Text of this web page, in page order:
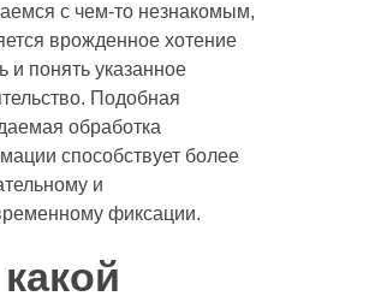
с чем-то незнакомым,
врожденное хотение
и понять указанное
Подобная
обработка
способствует более
и
фиксации.